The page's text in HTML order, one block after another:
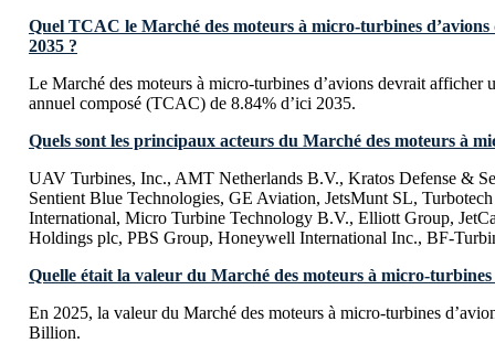
Quel TCAC le Marché des moteurs à micro-turbines
2035 ?
Le Marché des moteurs à micro-turbines d’avions devrait afficher
annuel composé (TCAC) de 8.84% d’ici 2035.
Quels sont les principaux acteurs du Marché des moteurs à
UAV Turbines, Inc., AMT Netherlands B.V., Kratos Defense &
Sentient Blue Technologies, GE Aviation, JetsMunt SL,
International, Micro Turbine Technology B.V., Elliott Group,
Holdings plc, PBS Group, Honeywell International Inc., BF-
Quelle était la valeur du Marché des moteurs à micro-turbines
En 2025, la valeur du Marché des moteurs à micro-turbines
Billion.